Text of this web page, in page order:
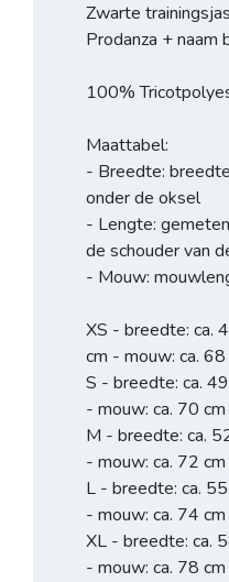
Zwarte
Prodanza + naam
100%
Maattabel:
- Breedte:
onder de oksel
- Lengte:
de schouder van
- Mouw:
XS - breedte: ca.
cm - mouw: ca. 68
S - breedte: ca.
- mouw: ca. 70 cm
M - breedte: ca.
- mouw: ca. 72 cm
L - breedte: ca.
- mouw: ca. 74 cm
XL - breedte: ca.
- mouw: ca. 78 cm